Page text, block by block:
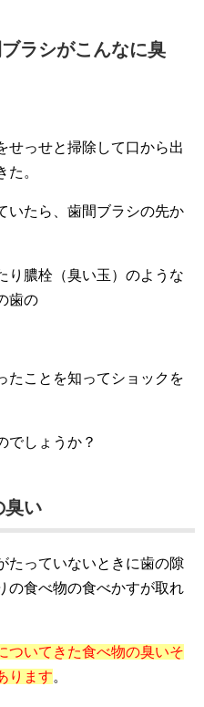
ラシがこんなに臭
せっせと掃除して口から出
。
いたら、歯間ブラシの先か
り膿栓（臭い玉）のような
歯の
たことを知ってショックを
でしょうか？
臭い
たっていないときに歯の隙
の食べ物の食べかすが取れ
ついてきた食べ物の臭いそ
ります。